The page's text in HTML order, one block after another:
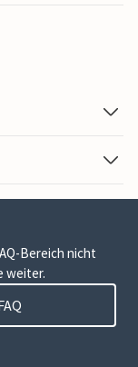
Bereich nicht
weiter.